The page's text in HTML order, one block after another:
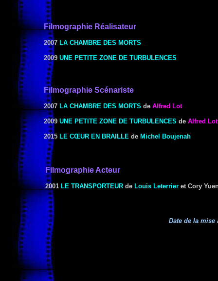
Filmographie Réalisateur
2007 LA CHAMBRE DES MORTS
2009 UNE PETITE ZONE DE TURBULENCES
Filmographie Scénariste
2007 LA CHAMBRE DES MORTS de Alfred Lot
2009 UNE PETITE ZONE DE TURBULENCES de Alfred Lot
2015 LE CŒUR EN BRAILLE de Michel Boujenah
Filmographie Acteur
2001 LE TRANSPORTEUR de Louis Leterrier et Cory
Date de la